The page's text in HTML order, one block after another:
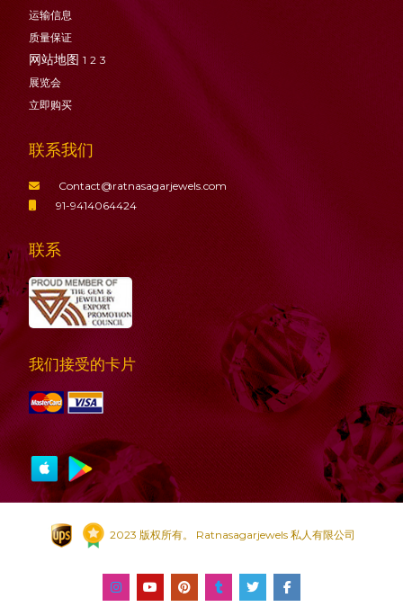
运输信息
质量保证
网站地图 1 2 3
展览会
立即购买
联系我们
Contact@ratnasagarjewels.com
91-9414064424
联系
我们接受的卡片
2023 版权所有。 Ratnasagarjewels 私人有限公司